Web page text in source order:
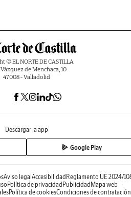
© EL NORTE DE CASTILLA
de Menchaca, 10
47008 - Valladolid
Descargar la app
Google Play
Aviso legal Accesibilidad Reglamento UE 2024/
Política de privacidad Publicidad Mapa web
Política de cookiesCondiciones de contratación